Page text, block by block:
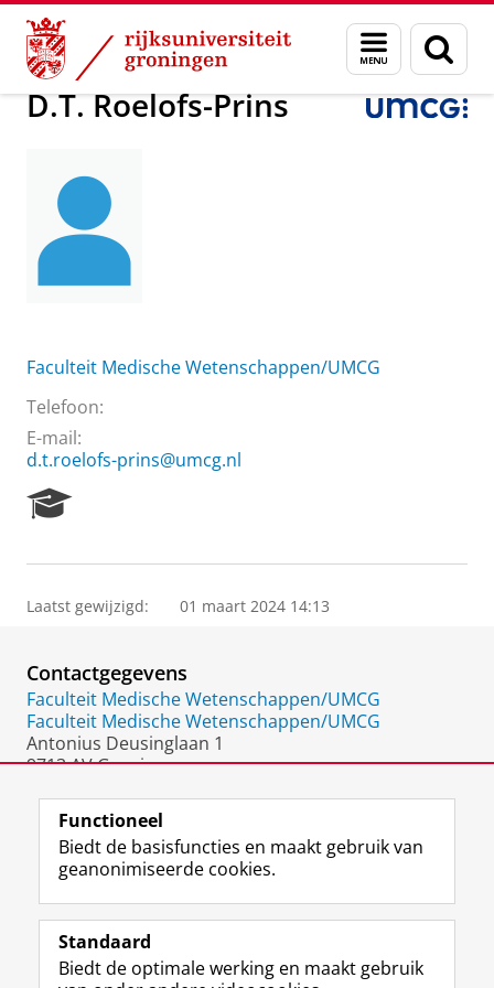
Skip
Content
Skip
Navigation
Menu
en
zoeken
Over ons D.T. Roelofs-Prins
D.T. Roelofs-Prins
Faculteit Medische Wetenschappen/UMCG
Telefoon:
E-mail:
d.t.roelofs-prins@umcg.nl
e
r
P
o
r
t
a
Laatst gewijzigd: 01 maart 2024 14:13
Contactgegevens
Faculteit Medische Wetenschappen/UMCG
Faculteit Medische Wetenschappen/UMCG
Antonius Deusinglaan 1
9713 AV Groningen
Volg de RUG
F
a
e
L
i
k
R
S
-
I
n
t
Y
o
T
Studiekiezers
Functioneel
Biedt de basisfuncties en maakt gebruik van
geanonimiseerde cookies.
Standaard
Biedt de optimale werking en maakt gebruik